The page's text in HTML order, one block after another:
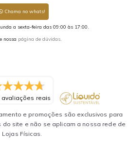
Chama no whats!
a sexta-feira das 09:00 às 17:00.
nossa página de dúvidas.
avaliações reais
e promoções são exclusivos para
site e não se aplicam a nossa rede de
Lojas Físicas.